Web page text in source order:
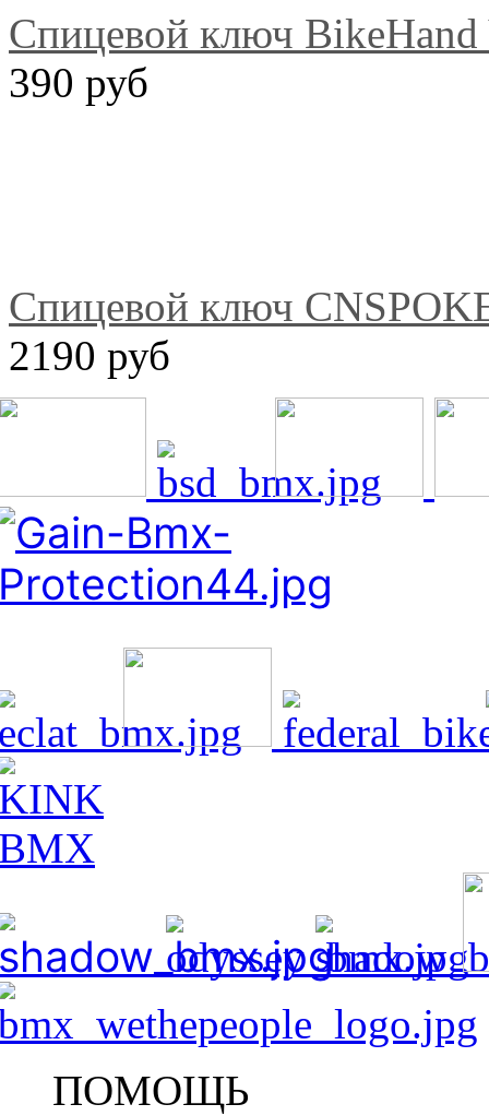
Спицевой ключ
390 руб
Спицевой ключ
2190 руб
ПОМОЩЬ